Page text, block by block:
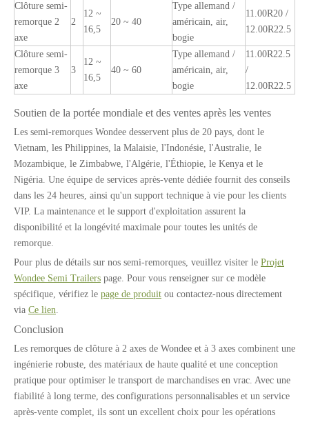
Clôture semi-
remorque 2
axe
2
12 ~
16,5
20 ~ 40
Type allemand /
américain, air,
bogie
11.00R20 /
12.00R22.5
Clôture semi-
remorque 3
axe
3
12 ~
16,5
40 ~ 60
Type allemand /
américain, air,
bogie
11.00R22.5
/
12.00R22.5
Soutien de la portée mondiale et des ventes après les ventes
Les semi-remorques Wondee desservent plus de 20 pays, dont le
Vietnam, les Philippines, la Malaisie, l'Indonésie, l'Australie, le
Mozambique, le Zimbabwe, l'Algérie, l'Éthiopie, le Kenya et le
Nigéria. Une équipe de services après-vente dédiée fournit des conseils
dans les 24 heures, ainsi qu'un support technique à vie pour les clients
VIP. La maintenance et le support d'exploitation assurent la
disponibilité et la longévité maximale pour toutes les unités de
remorque.
Pour plus de détails sur nos semi-remorques, veuillez visiter le Projet
Wondee Semi Trailers page. Pour vous renseigner sur ce modèle
spécifique, vérifiez le page de produit ou contactez-nous directement
via Ce lien.
Conclusion
Les remorques de clôture à 2 axes de Wondee et à 3 axes combinent une
ingénierie robuste, des matériaux de haute qualité et une conception
pratique pour optimiser le transport de marchandises en vrac. Avec une
fiabilité à long terme, des configurations personnalisables et un service
après-vente complet, ils sont un excellent choix pour les opérations
Systèmes de freinage ABS standard et personnalisés pour semi-remorques